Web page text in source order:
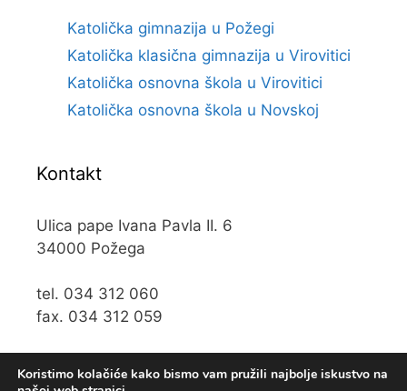
Katolička gimnazija u Požegi
Katolička klasična gimnazija u Virovitici
Katolička osnovna škola u Virovitici
Katolička osnovna škola u Novskoj
Kontakt
Ulica pape Ivana Pavla II. 6
34000 Požega
tel. 034 312 060
fax. 034 312 059
Koristimo kolačiće kako bismo vam pružili najbolje iskustvo na